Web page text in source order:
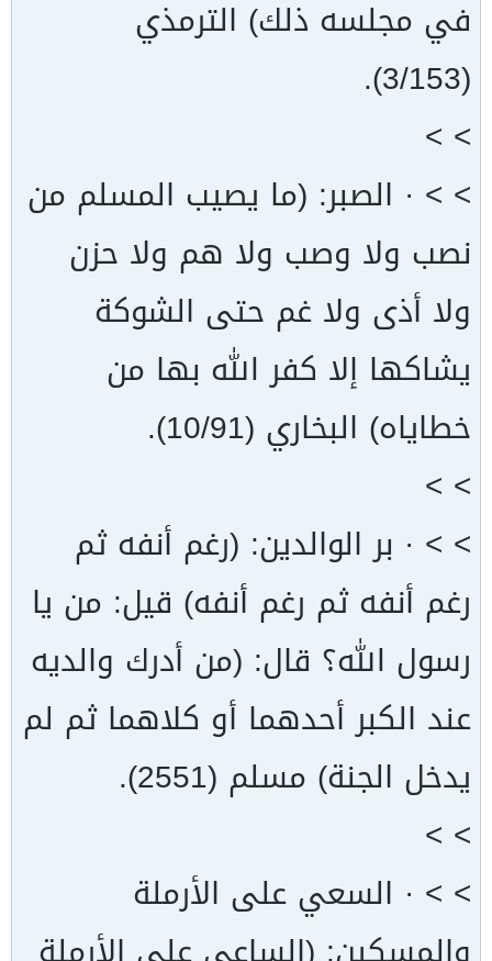
في مجلسه ذلك) الترمذي
(3/153).
> >
> > · الصبر: (ما يصيب المسلم من
نصب ولا وصب ولا هم ولا حزن
ولا أذى ولا غم حتى الشوكة
يشاكها إلا كفر الله بها من
خطاياه) البخاري (10/91).
> >
> > · بر الوالدين: (رغم أنفه ثم
رغم أنفه ثم رغم أنفه) قيل: من يا
رسول الله؟ قال: (من أدرك والديه
عند الكبر أحدهما أو كلاهما ثم لم
يدخل الجنة) مسلم (2551).
> >
> > · السعي على الأرملة